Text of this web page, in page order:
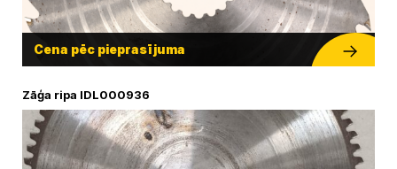
Cena pēc pieprasījuma
Zāģa ripa IDL000936